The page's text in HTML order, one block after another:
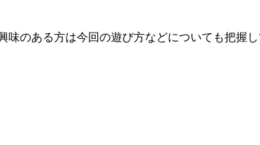
のある方は今回の遊び方などについても把握し